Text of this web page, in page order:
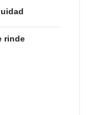
rinde